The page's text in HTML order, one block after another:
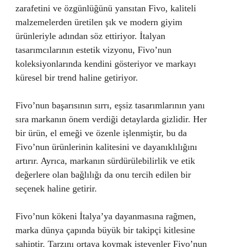
zarafetini ve özgünlüğünü yansıtan Fivo, kaliteli
malzemelerden üretilen şık ve modern giyim
ürünleriyle adından söz ettiriyor. İtalyan
tasarımcılarının estetik vizyonu, Fivo’nun
koleksiyonlarında kendini gösteriyor ve markayı
küresel bir trend haline getiriyor.
Fivo’nun başarısının sırrı, eşsiz tasarımlarının yanı
sıra markanın önem verdiği detaylarda gizlidir. Her
bir ürün, el emeği ve özenle işlenmiştir, bu da
Fivo’nun ürünlerinin kalitesini ve dayanıklılığını
artırır. Ayrıca, markanın sürdürülebilirlik ve etik
değerlere olan bağlılığı da onu tercih edilen bir
seçenek haline getirir.
Fivo’nun kökeni İtalya’ya dayanmasına rağmen,
marka dünya çapında büyük bir takipçi kitlesine
sahiptir. Tarzını ortaya koymak isteyenler Fivo’nun